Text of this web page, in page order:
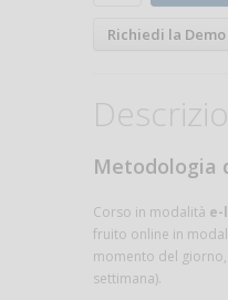
Richiedi la Demo
Metodologia
Corso in modalità e-
fruito online in
momento del
settimana).